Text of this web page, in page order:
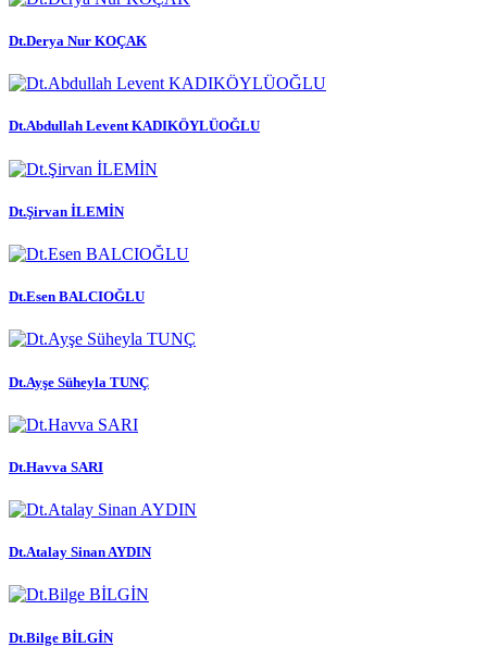
Dt.Derya Nur KOÇAK
Dt.Abdullah Levent KADIKÖYLÜOĞLU
Dt.Şirvan İLEMİN
Dt.Esen BALCIOĞLU
Dt.Ayşe Süheyla TUNÇ
Dt.Havva SARI
Dt.Atalay Sinan AYDIN
Dt.Bilge BİLGİN